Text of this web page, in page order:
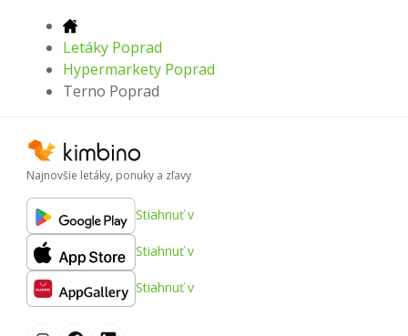
Letáky Poprad
Hypermarkety Poprad
Terno Poprad
Najnovšie letáky, ponuky a zľavy
Stiahnuť v
Stiahnuť v
Stiahnuť v